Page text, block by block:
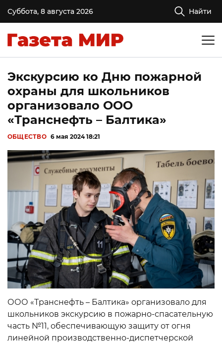
Суббота, 8 августа 2026 Найти
Экскурсию ко Дню пожарной
охраны для школьников
организовало ООО
«Транснефть – Балтика»
ОБЩЕСТВО 6 мая 2024 18:21
ООО «Транснефть – Балтика» организовало для
школьников экскурсию в пожарно-спасательную
часть №11, обеспечивающую защиту от огня
линейной производственно-диспетчерской